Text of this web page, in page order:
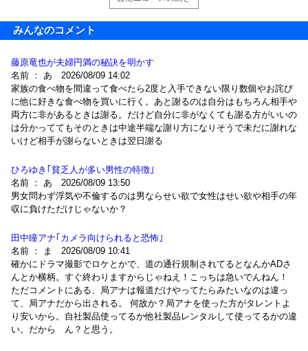
みんなのコメント
藤原竜也が夫婦円満の秘訣を明かす
名前 ： あ 2026/08/09 14:02
家族の食べ物を間違って食べたら2度と入手できない限り数個やお詫び
に他に好きな食べ物を買いに行く。あと謝るのは自分はもちろん相手や
両方に非があるときは謝る。だけど自分に非がなくても謝る方がいいの
は分かっててもそのときは中途半端な謝り方になりそうで未だに謝れな
いけど相手が謝らないときは翌日謝る
ひろゆき｢貧乏人が多い男性の特徴｣
名前 ： あ 2026/08/09 13:50
男女問わず浮気や不倫するのは男ならせい欲で女性はせい欲や相手の年
収に負けただけじゃないか？
田中瞳アナ｢カメラ向けられると恐怖｣
名前 ： ま 2026/08/09 10:41
確かにドラマ撮影でロケとかで、道の通行規制されてるとなんかADさ
んとか横柄。すぐ終わりますからじゃねえ！こっちは急いでんねん！
ただコメントにある、局アナは報道だけやってたらみたいなのは違っ
て、局アナだから出される。 何故か？局アナを使った方がタレントよ
り安いから。自社製品使ってるか他社製品レンタルして使ってるかの違
い。だから ん？と思う。